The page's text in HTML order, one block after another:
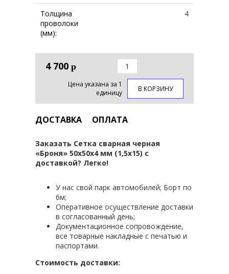
Толщина
проволоки
(мм):
4
4 700 р
Цена указана за 1
единицу
В КОРЗИНУ
ДОСТАВКА ОПЛАТА
Заказать Сетка сварная черная
«Броня» 50х50х4 мм (1,5х15) с
доставкой? Легко!
У нас свой парк автомобилей; Борт по
6м;
Оперативное осуществление доставки
в согласованный день;
Документационное сопровождение,
все товарные накладные с печатью и
паспортами.
Стоимость доставки: